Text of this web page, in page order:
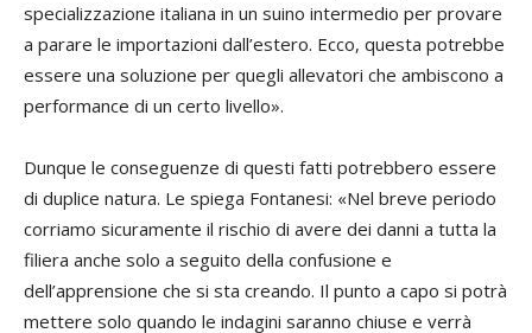
specializzazione italiana in un suino intermedio per provare
a parare le importazioni dall’estero. Ecco, questa potrebbe
essere una soluzione per quegli allevatori che ambiscono a
performance di un certo livello».
Dunque le conseguenze di questi fatti potrebbero essere
di duplice natura. Le spiega Fontanesi: «Nel breve periodo
corriamo sicuramente il rischio di avere dei danni a tutta la
filiera anche solo a seguito della confusione e
dell’apprensione che si sta creando. Il punto a capo si potrà
mettere solo quando le indagini saranno chiuse e verrà